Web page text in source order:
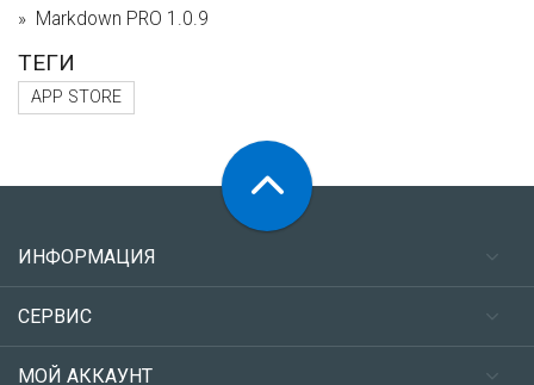
Markdown PRO 1.0.9
ТЕГИ
APP STORE
ИНФОРМАЦИЯ
СЕРВИС
МОЙ АККАУНТ